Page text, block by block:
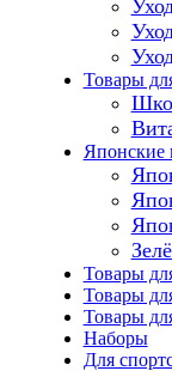
Товары
Японские
Товары
Товары
Товары
Наборы
Для